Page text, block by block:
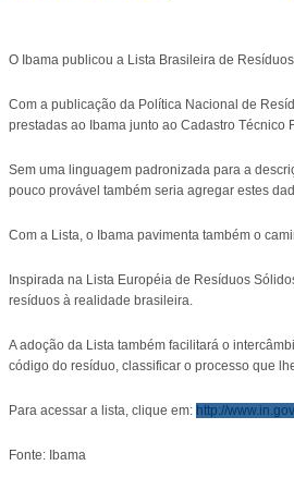
O Ibama publicou a Lista Brasileira de
Com a publicação da Política Nacional de
prestadas ao Ibama junto ao Cadastro Técnico
Sem uma linguagem padronizada para a
pouco provável também seria agregar estes
Com a Lista, o Ibama pavimenta também o
Inspirada na Lista Européia de Resíduos
resíduos à realidade brasileira.
A adoção da Lista também facilitará o
código do resíduo, classificar o processo que
Para acessar a lista, clique em: http://
Fonte: Ibama